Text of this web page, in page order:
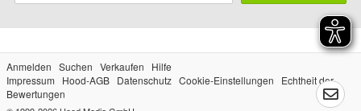
Anmelden Suchen Verkaufen
Hilfe
Impressum
Hood-AGB Datenschutz Cookie-Einstellungen
Echtheit der
Bewertungen